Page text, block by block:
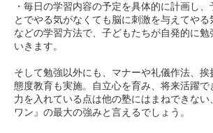
・毎日の学習内容の予定を具体的に計画し
とでやる気がなくても脳に刺激を与えてやる
などの学習方法で、子どもたちが自発的に勉
いきます。
そして勉強以外にも、マナーや礼儀作法、挨
態度教育も実施。自立心を育み、将来活躍で
力を入れている点は他の塾にはまねできない
ワン』の最大の強みと言えるでしょう。